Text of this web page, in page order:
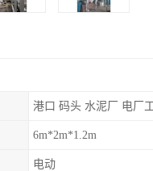
港口 码头 水泥厂 电厂
6m*2m*1.2m
电动